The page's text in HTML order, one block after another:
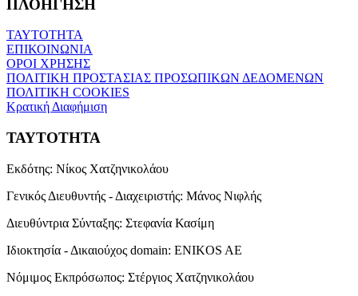
ΠΛΟΗΓΗΣΗ
ΤΑΥΤΟΤΗΤΑ
ΕΠΙΚΟΙΝΩΝΙΑ
ΟΡΟΙ ΧΡΗΣΗΣ
ΠΟΛΙΤΙΚΗ ΠΡΟΣΤΑΣΙΑΣ ΠΡΟΣΩΠΙΚΩΝ ΔΕΔΟΜΕΝΩΝ
ΠΟΛΙΤΙΚΗ COOKIES
Κρατική Διαφήμιση
ΤΑΥΤΟΤΗΤΑ
Εκδότης: Νίκος Χατζηνικολάου
Γενικός Διευθυντής - Διαχειριστής: Μάνος Νιφλής
Διευθύντρια Σύνταξης: Στεφανία Κασίμη
Ιδιοκτησία - Δικαιούχος domain: ENIKOS AE
Νόμιμος Εκπρόσωπος: Στέργιος Χατζηνικολάου